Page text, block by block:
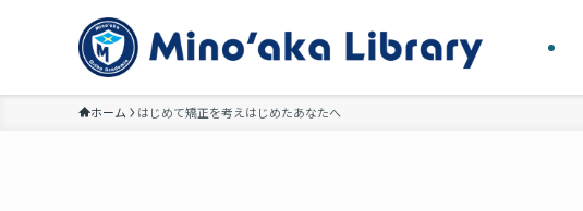
ホーム はじめて矯正を考えはじめたあなたへ